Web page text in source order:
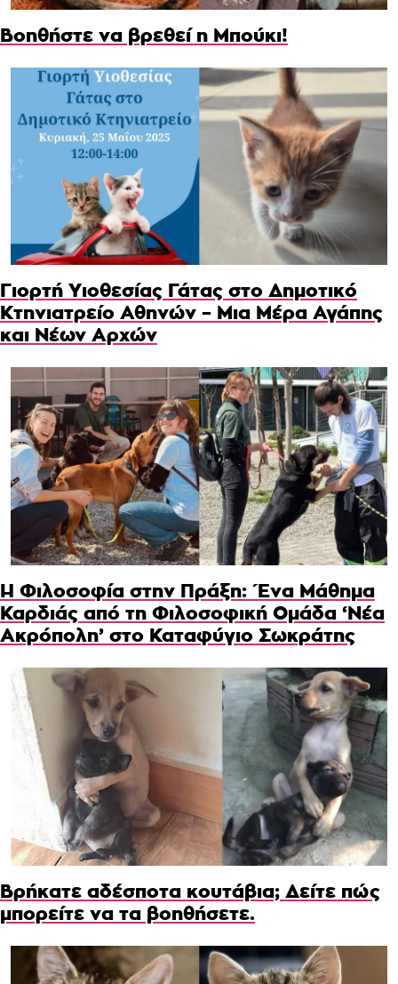
Βοηθήστε να βρεθεί η Μπούκι!
Γιορτή Υιοθεσίας Γάτας στο Δημοτικό
Κτηνιατρείο Αθηνών – Μια Μέρα Αγάπης
και Νέων Αρχών
Η Φιλοσοφία στην Πράξη: Ένα Μάθημα
Καρδιάς από τη Φιλοσοφική Ομάδα ‘Νέα
Ακρόπολη’ στο Καταφύγιο Σωκράτης
Βρήκατε αδέσποτα κουτάβια; Δείτε πώς
μπορείτε να τα βοηθήσετε.